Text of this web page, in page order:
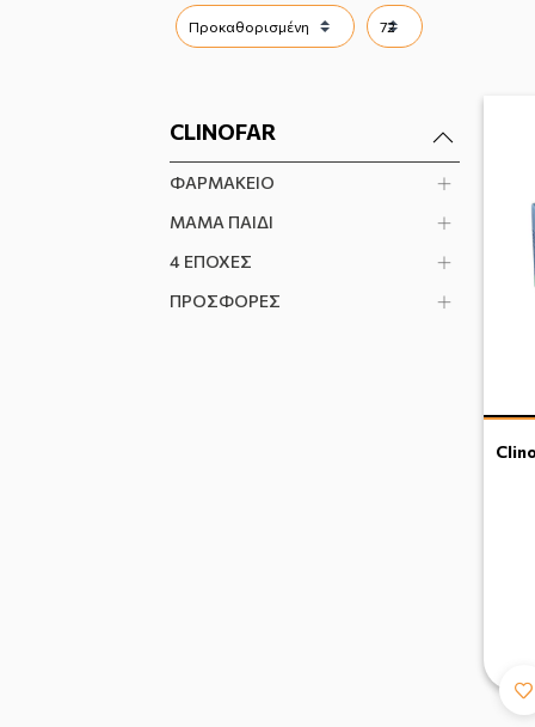
CLINOFAR
ΦΑΡΜΑΚΕΙΟ
ΜΑΜΑ ΠΑΙΔΙ
4 ΕΠΟΧΕΣ
ΠΡΟΣΦΟΡΕΣ